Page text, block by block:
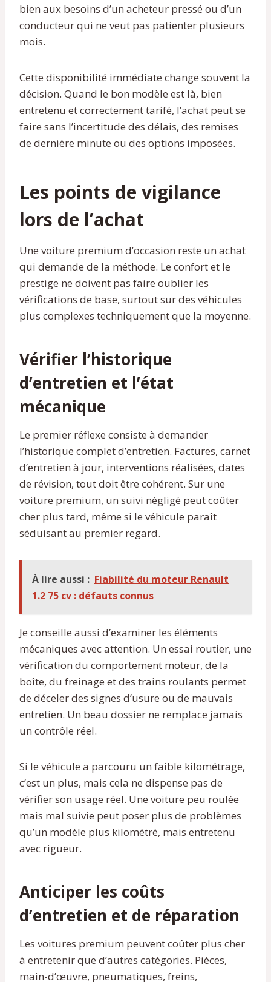
bien aux besoins d’un acheteur pressé ou d’un
conducteur qui ne veut pas patienter plusieurs
mois.
Cette disponibilité immédiate change souvent la
décision. Quand le bon modèle est là, bien
entretenu et correctement tarifé, l’achat peut se
faire sans l’incertitude des délais, des remises
de dernière minute ou des options imposées.
Les points de vigilance
lors de l’achat
Une voiture premium d’occasion reste un achat
qui demande de la méthode. Le confort et le
prestige ne doivent pas faire oublier les
vérifications de base, surtout sur des véhicules
plus complexes techniquement que la moyenne.
Vérifier l’historique
d’entretien et l’état
mécanique
Le premier réflexe consiste à demander
l’historique complet d’entretien. Factures, carnet
d’entretien à jour, interventions réalisées, dates
de révision, tout doit être cohérent. Sur une
voiture premium, un suivi négligé peut coûter
cher plus tard, même si le véhicule paraît
séduisant au premier regard.
À lire aussi : Fiabilité du moteur Renault
1.2 75 cv : défauts connus
Je conseille aussi d’examiner les éléments
mécaniques avec attention. Un essai routier, une
vérification du comportement moteur, de la
boîte, du freinage et des trains roulants permet
de déceler des signes d’usure ou de mauvais
entretien. Un beau dossier ne remplace jamais
un contrôle réel.
Si le véhicule a parcouru un faible kilométrage,
c’est un plus, mais cela ne dispense pas de
vérifier son usage réel. Une voiture peu roulée
mais mal suivie peut poser plus de problèmes
qu’un modèle plus kilométré, mais entretenu
avec rigueur.
Anticiper les coûts
d’entretien et de réparation
Les voitures premium peuvent coûter plus cher
à entretenir que d’autres catégories. Pièces,
main-d’œuvre, pneumatiques, freins,